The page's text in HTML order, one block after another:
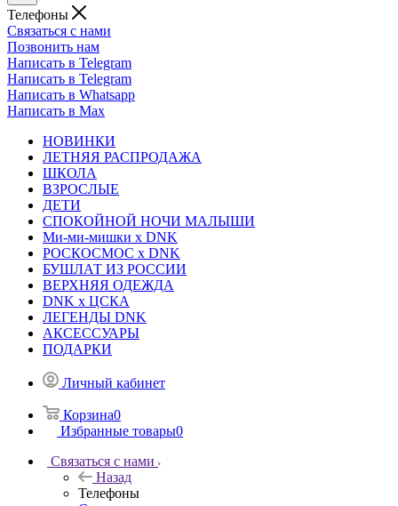
Телефоны
Связаться с нами
Позвонить нам
Написать в Telegram
Написать в Telegram
Написать в Whatsapp
Написать в Max
НОВИНКИ
ЛЕТНЯЯ РАСПРОДАЖА
ШКОЛА
ВЗРОСЛЫЕ
ДЕТИ
СПОКОЙНОЙ НОЧИ МАЛЫШИ
Ми-ми-мишки x DNK
РОСКОСМОС x DNK
БУШЛАТ ИЗ РОССИИ
ВЕРХНЯЯ ОДЕЖДА
DNK x ЦСКА
ЛЕГЕНДЫ DNK
АКСЕССУАРЫ
ПОДАРКИ
Личный кабинет
Корзина0
Избранные товары0
Связаться с нами
Назад
Телефоны